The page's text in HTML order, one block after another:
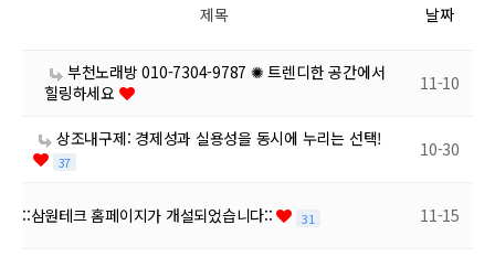
제목 날짜
부천노래방 010-7304-9787 ✺ 트렌디한 공간에서
힐링하세요
11-10
상조내구제: 경제성과 실용성을 동시에 누리는 선택!
37
10-30
::삼원테크 홈페이지가 개설되었습니다:: 31 11-15